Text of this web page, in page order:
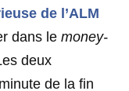
de l’ALM
dans le money-
deux
de la fin